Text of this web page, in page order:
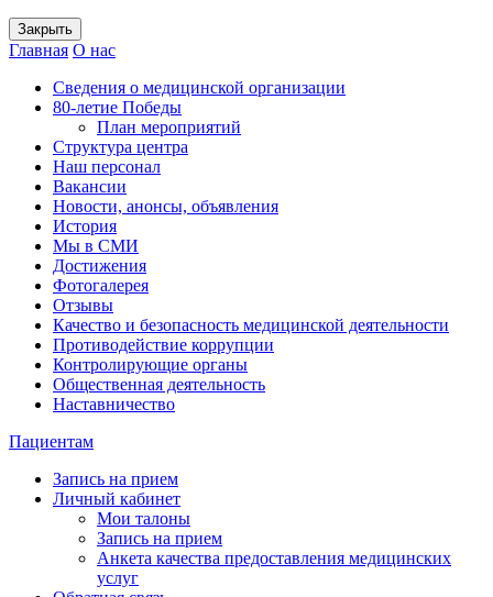
Закрыть
Главная О нас
Сведения о медицинской организации
80-летие Победы
План мероприятий
Структура центра
Наш персонал
Вакансии
Новости, анонсы, объявления
История
Мы в СМИ
Достижения
Фотогалерея
Отзывы
Качество и безопасность медицинской деятельности
Противодействие коррупции
Контролирующие органы
Общественная деятельность
Наставничество
Пациентам
Запись на прием
Личный кабинет
Мои талоны
Запись на прием
Анкета качества предоставления медицинских
услуг